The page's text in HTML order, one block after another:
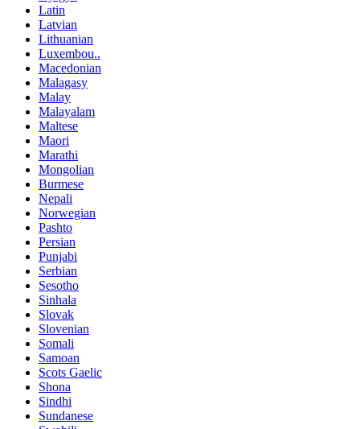
Latin
Latvian
Lithuanian
Luxembou..
Macedonian
Malagasy
Malay
Malayalam
Maltese
Maori
Marathi
Mongolian
Burmese
Nepali
Norwegian
Pashto
Persian
Punjabi
Serbian
Sesotho
Sinhala
Slovak
Slovenian
Somali
Samoan
Scots Gaelic
Shona
Sindhi
Sundanese